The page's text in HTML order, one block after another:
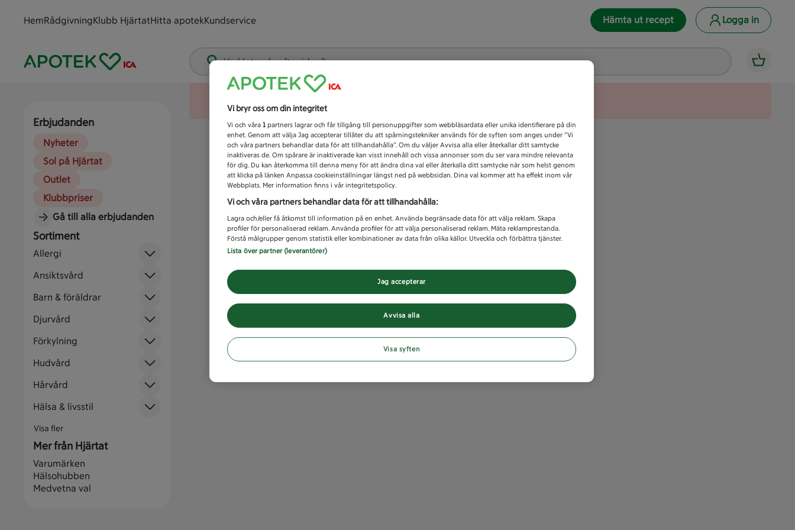
HemRådgivningKlubb HjärtatHitta apotekKundservice Hämta ut recept Logga in
Vad letar du efter idag?
Erbjudanden
Nyheter
Sol på Hjärtat
Outlet
Klubbpriser
Gå till alla erbjudanden
Sortiment
Allergi
Ansiktsvård
Barn & föräldrar
Djurvård
Förkylning
Hudvård
Hårvård
Hälsa & livsstil
Visa fler
Mer från Hjärtat
Varumärken
Hälsohubben
Medvetna val
Vi bryr oss om din integritet
Vi och våra 1 partners lagrar och får tillgång till personuppgifter som webbläsardata eller unika identifierare på din
enhet. Genom att välja Jag accepterar tillåter du att spårningstekniker används för de syften som anges under ”Vi
och våra partners behandlar data för att tillhandahålla”. Om du väljer Avvisa alla eller återkallar ditt samtycke
inaktiveras de. Om spårare är inaktiverade kan visst innehåll och vissa annonser som du ser vara mindre relevanta
för dig. Du kan återkomma till denna meny för att ändra dina val eller återkalla ditt samtycke när som helst genom
att klicka på länken Anpassa cookieinställningar längst ned på webbsidan. Dina val kommer att ha effekt inom vår
Webbplats. Mer information finns i vår integritetspolicy.
Vi och våra partners behandlar data för att tillhandahålla:
Lagra och/eller få åtkomst till information på en enhet. Använda begränsade data för att välja reklam. Skapa
profiler för personaliserad reklam. Använda profiler för att välja personaliserad reklam. Mäta reklamprestanda.
Förstå målgrupper genom statistik eller kombinationer av data från olika källor. Utveckla och förbättra tjänster.
Lista över partner (leverantörer)
Avvisa alla
Jag accepterar
Visa syften